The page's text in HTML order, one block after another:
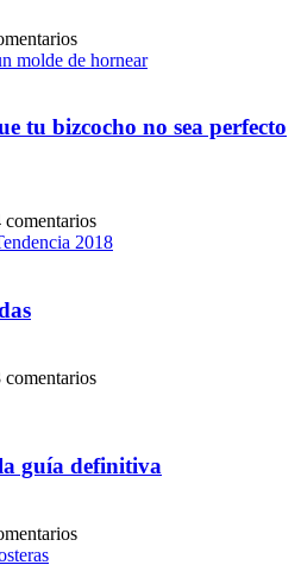
tu bizcocho no sea perfecto
comentarios
comentarios
guía definitiva